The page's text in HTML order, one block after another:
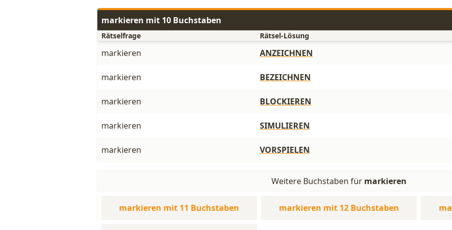
markieren mit 10 Buchstaben
Rätselfrage Rätsel-Lösung
markieren ANZEICHNEN
markieren BEZEICHNEN
markieren BLOCKIEREN
markieren SIMULIEREN
markieren VORSPIELEN
Weitere Buchstaben für markieren
markieren mit 11 Buchstaben markieren mit 12 Buchstaben